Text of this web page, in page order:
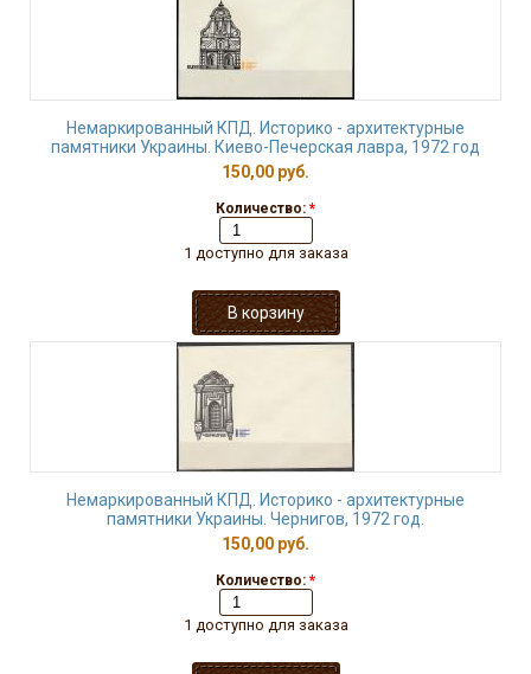
Немаркированный КПД. Историко - архитектурные
памятники Украины. Киево-Печерская лавра, 1972 год
150,00 руб.
Количество: *
1 доступно для заказа
Немаркированный КПД. Историко - архитектурные
памятники Украины. Чернигов, 1972 год.
150,00 руб.
Количество: *
1 доступно для заказа